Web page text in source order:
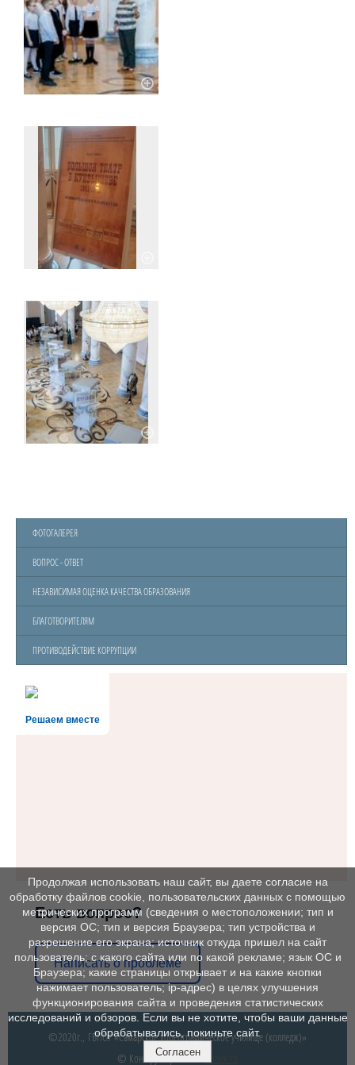
ФОТОГАЛЕРЕЯ
ВОПРОС - ОТВЕТ
НЕЗАВИСИМАЯ ОЦЕНКА КАЧЕСТВА ОБРАЗОВАНИЯ
БЛАГОТВОРИТЕЛЯМ
ПРОТИВОДЕЙСТВИЕ КОРРУПЦИИ
Решаем вместе
Есть вопрос?
Написать о проблеме
©2020г., ГБПОУ «Самарское хореографическое училище (колледж)»
© Конструктор сайтов
Продолжая использовать наш сайт, вы даете согласие на
обработку файлов cookie, пользовательских данных с помощью
метрических программ (сведения о местоположении; тип и
версия ОС; тип и версия Браузера; тип устройства и
разрешение его экрана; источник откуда пришел на сайт
пользователь; с какого сайта или по какой рекламе; язык ОС и
Браузера; какие страницы открывает и на какие кнопки
нажимает пользователь; ip-адрес) в целях улучшения
функционирования сайта и проведения статистических
исследований и обзоров. Если вы не хотите, чтобы ваши данные
обрабатывались, покиньте сайт.
Согласен